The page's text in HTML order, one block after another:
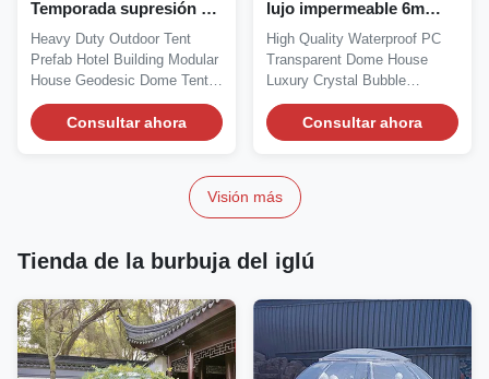
Temporada supresión de
tensión Jardín iglú a
prueba de fuego tienda
de burbujas
Heavy Duty Outdoor Tent
Prefab Hotel Building Modular
House Geodesic Dome Tent
We are the source...
Consultar ahora
lujo impermeable 6m
Control del motor
geodésico de cúpula
High Quality Waterproof PC
Transparent Dome House
Luxury Crystal Bubble
Outdoor Dome We are the...
Consultar ahora
Visión más
Tienda de la burbuja del iglú